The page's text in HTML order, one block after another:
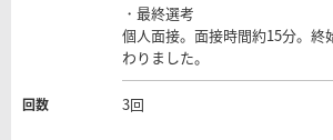
・最終選考
個人面接。面接時間約15分。終
わりました。
回数 3回